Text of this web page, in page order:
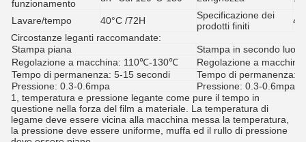
funzionamento
Lavare/tempo 40°C /72H
Specificazione dei
prodotti finiti
Circostanze leganti raccomandate:
Stampa piana
Stampa in secondo
Regolazione a macchina: 110℃-130℃
Regolazione a
Tempo di permanenza: 5-15 secondi
Tempo di permanenza:
Pressione: 0.3-0.6mpa
Pressione: 0.3-0.6mpa
1, temperatura e pressione legante come pure il tempo in
questione nella forza del film a materiale. La temperatura di
legame deve essere vicina alla macchina messa la temperatura,
la pressione deve essere uniforme, muffa ed il rullo di pressione